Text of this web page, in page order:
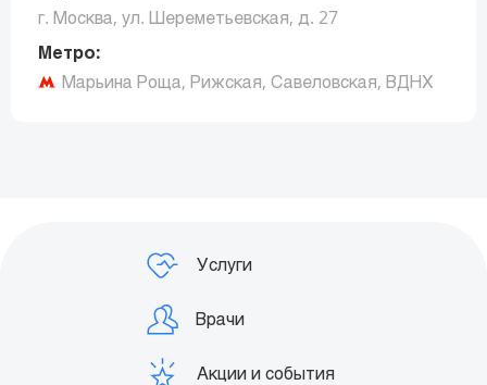
г. Москва, ул. Шереметьевская, д. 27
Метро:
Марьина Роща, Рижская, Савеловская, ВДНХ
Услуги
Врачи
Акции и события